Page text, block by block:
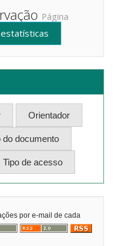
Página
por e-mail de cada